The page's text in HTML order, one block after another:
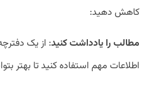
کاهش دهید:
مطالب را یادداشت کنید: از یک
اطلاعات مهم استفاده کنید تا بهتر